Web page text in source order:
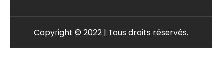
Copyright © 2022 | Tous droits réservés.